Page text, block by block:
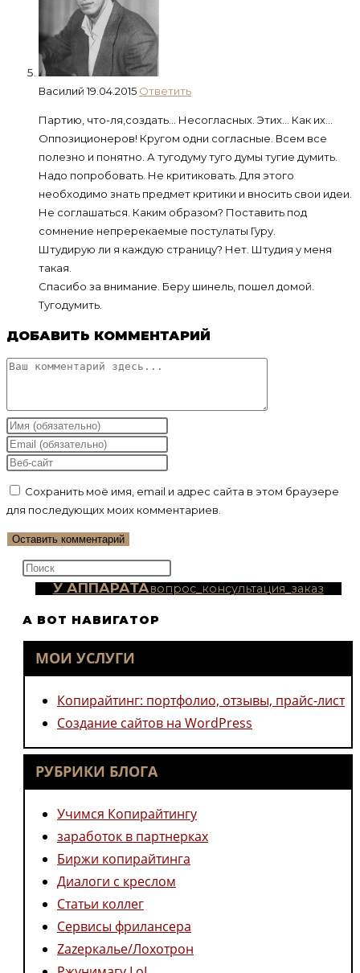
Василий19.04.2015 Ответить
Партию, что-ля,создать… Несогласных. Этих… Как их…
Оппозиционеров! Кругом одни согласные. Всем все
полезно и понятно. А тугодуму туго думы тугие думить.
Надо попробовать. Не критиковать. Для этого
необходимо знать предмет критики и вносить свои идеи.
Не соглашаться. Каким образом? Поставить под
сомнение непререкаемые постулаты Гуру.
Штудирую ли я каждую страницу? Нет. Штудия у меня
такая.
Спасибо за внимание. Беру шинель, пошел домой.
Тугодумить.
ДОБАВИТЬ КОММЕНТАРИЙ
Комментарий
Введите
свое
имя
имя
пользователя,
чтобы
Введите
свой
адрес,
чтобы
прокомментировать
Введите
вашего
веб-
сайта
Сохранить моё имя, email и адрес сайта в этом браузере
для последующих моих комментариев.
клавишу
закрыть
поиска.
У АППАРАТАвопрос_консультация_заказ
А ВОТ НАВИГАТОР
МОИ УСЛУГИ
Копирайтинг: портфолио, отзывы, прайс-лист
Создание сайтов на WordPress
РУБРИКИ БЛОГА
Учимся Копирайтингу
заработок в партнерках
Биржи копирайтинга
Диалоги с креслом
Статьи коллег
Сервисы фрилансера
Zazеркалье/Лохотрон